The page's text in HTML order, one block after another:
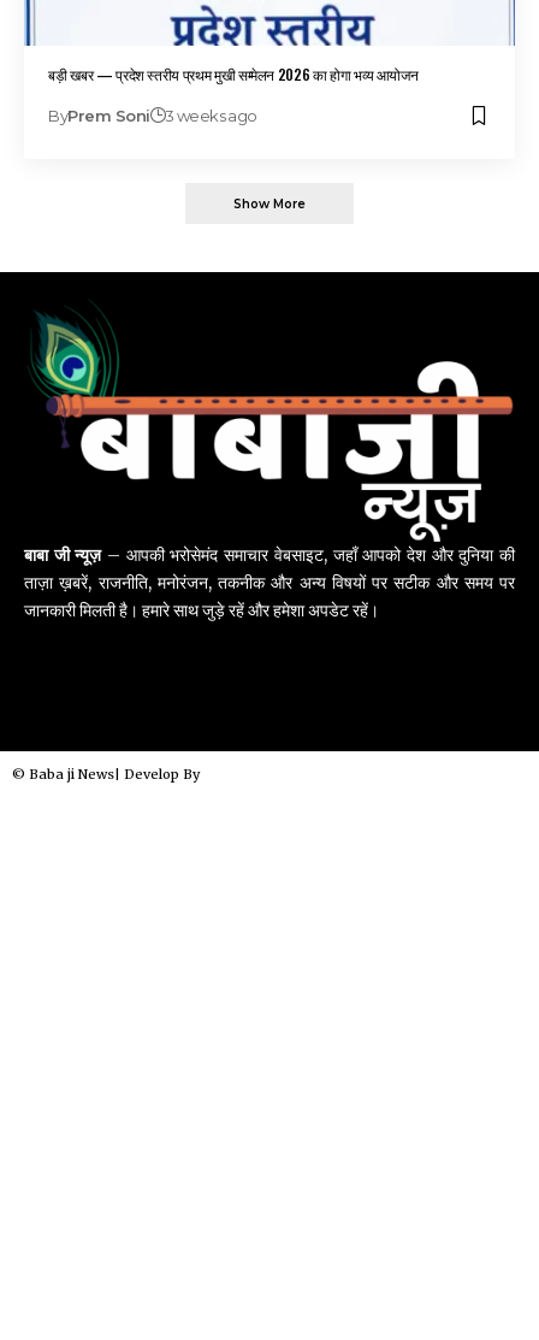
बड़ी खबर — प्रदेश स्तरीय प्रथम मुखी सम्मेलन 2026 का होगा भव्य आयोजन
ByPrem Soni 3 weeks ago
Show More
बाबा जी न्यूज़– आपकी भरोसेमंद समाचार वेबसाइट, जहाँ आपको देश और दुनिया की
ताज़ा ख़बरें, राजनीति, मनोरंजन, तकनीक और अन्य विषयों पर सटीक और समय पर
जानकारी मिलती है। हमारे साथ जुड़े रहें और हमेशा अपडेट रहें।
© Baba ji News| Develop By